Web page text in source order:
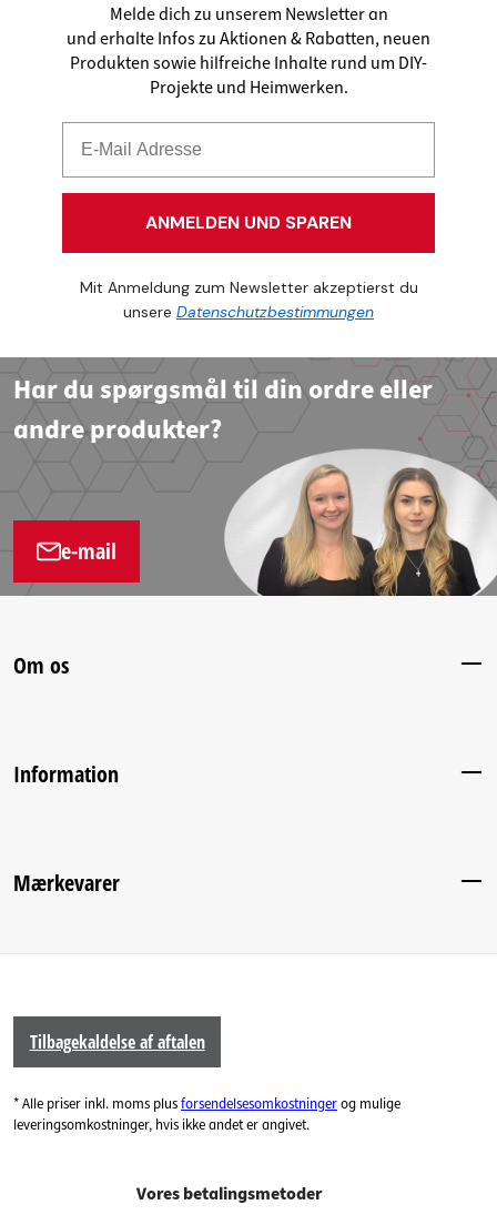
Melde dich zu unserem Newsletter an
und erhalte Infos zu Aktionen & Rabatten, neuen
Produkten sowie hilfreiche Inhalte rund um DIY-
Projekte und Heimwerken.
ANMELDEN UND SPAREN
Mit Anmeldung zum Newsletter akzeptierst du
unsere Datenschutzbestimmungen
Har du spørgsmål til din ordre eller
andre produkter?
e-mail
Om os
Information
Mærkevarer
Tilbagekaldelse af aftalen
* Alle priser inkl. moms plusforsendelsesomkostningerog mulige
leveringsomkostninger, hvis ikke andet er angivet.
Vores betalingsmetoder